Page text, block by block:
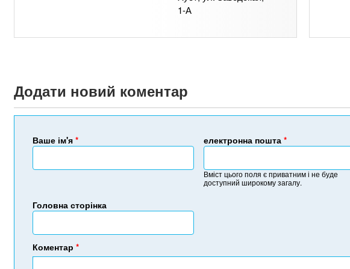
1-А
Додати новий коментар
Ваше ім'я* електронна пошта *
Вміст цього поля є приватним і не буде
доступний широкому загалу.
Головна сторінка
Коментар*